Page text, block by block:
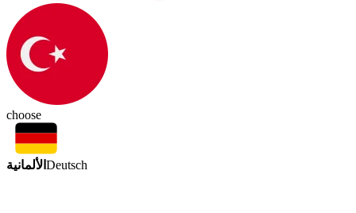
choose
الألمانية Deutsch